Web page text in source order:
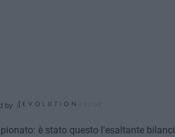
by
è stato questo l'esaltante